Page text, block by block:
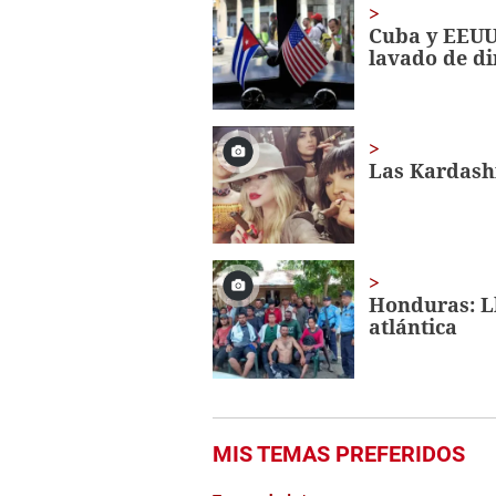
minute,
56
secondsVolume
0%
Cuba y
lavado de
Las
Honduras:
atlántica
MIS TEMAS PREFERIDOS